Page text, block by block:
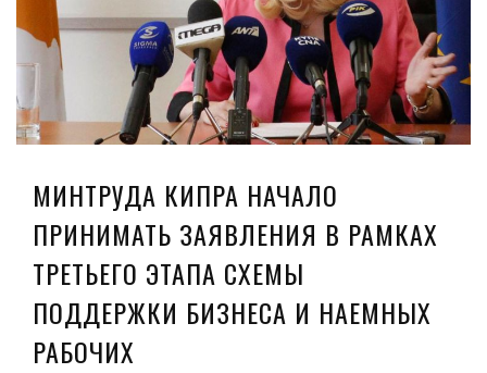
МИНТРУДА КИПРА НАЧАЛО
ПРИНИМАТЬ ЗАЯВЛЕНИЯ В РАМКАХ
ТРЕТЬЕГО ЭТАПА СХЕМЫ
ПОДДЕРЖКИ БИЗНЕСА И НАЕМНЫХ
РАБОЧИХ